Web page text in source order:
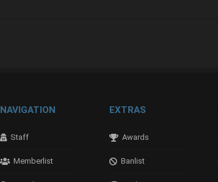
NAVIGATION
Staff
Memberlist
EXTRAS
Awards
Banlist